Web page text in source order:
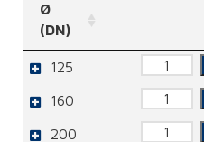
Ø
(DN)
125
160
200